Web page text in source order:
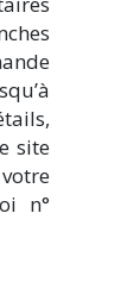
site
n°